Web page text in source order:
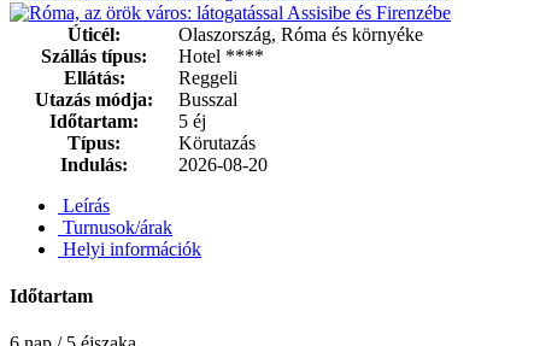
Úticél:
Olaszország, Róma és környéke
Szállás típus:
Hotel ****
Ellátás:
Reggeli
Utazás módja:
Busszal
Időtartam:
5 éj
Típus:
Körutazás
Indulás:
2026-08-20
Leírás
Turnusok/árak
Helyi információk
Időtartam